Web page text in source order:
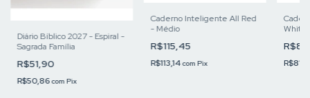
Diário Bíblico 2027 - Espiral -
Sagrada Família
R$51,90
R$50,86com Pix
Caderno Inteligente All Red
- Médio
R$115,45
R$113,14com Pix
White